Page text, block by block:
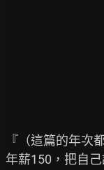
『（這篇的年次
年薪150，把自